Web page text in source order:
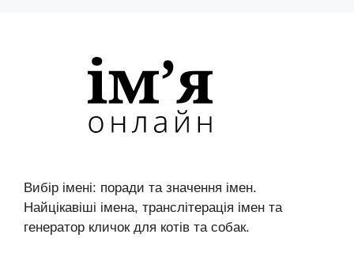
Вибір імені: поради та значення імен.
Найцікавіші імена, транслітерація імен та
генератор кличок для котів та собак.